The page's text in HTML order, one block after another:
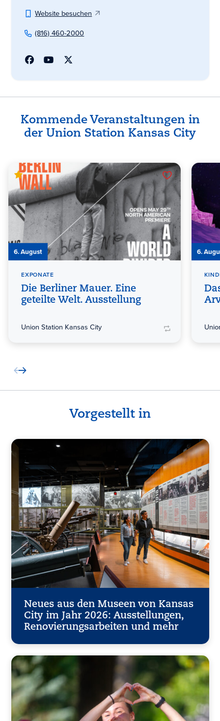
Website besuchen
(816) 460-2000
Kommende Veranstaltungen in
der Union Station Kansas City
6. August
EXPONATE
Die Berliner Mauer. Eine
geteilte Welt. Ausstellung
Union Station Kansas City
6.
Vorgestellt in
Neues aus den Museen von Kansas
City im Jahr 2026: Ausstellungen,
Renovierungsarbeiten und mehr